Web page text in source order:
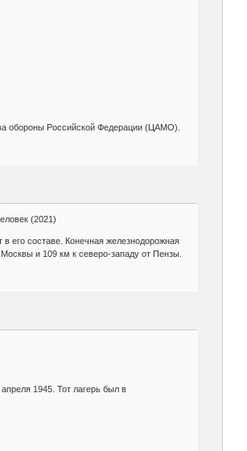
обороны Российской Федерации (ЦАМО).
(2021)
его составе. Конечная железнодорожная
и 109 км к северо-западу от Пензы.
1945. Тот лагерь был в